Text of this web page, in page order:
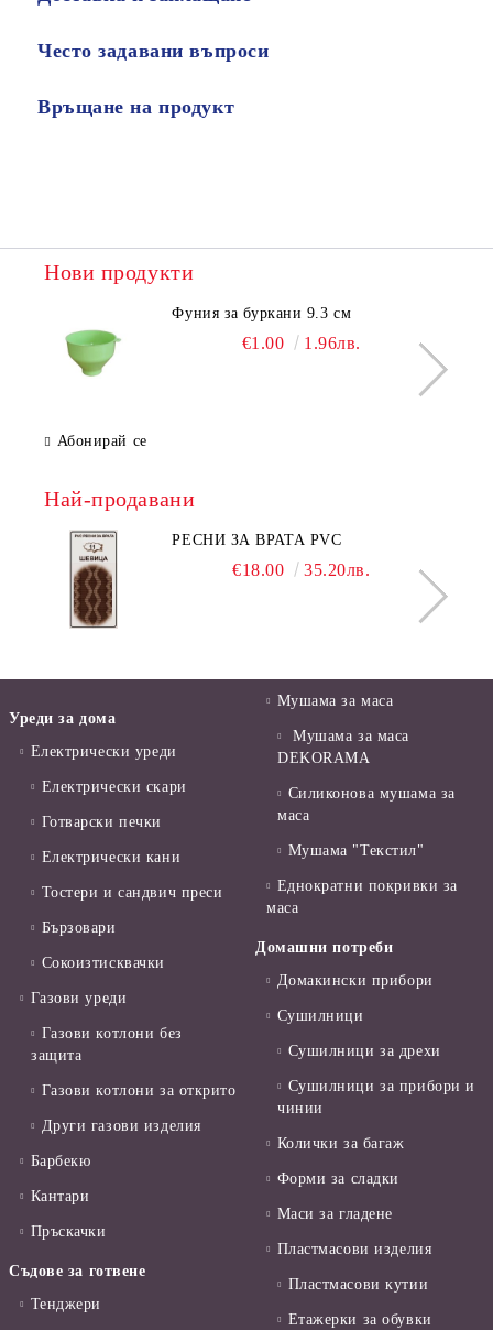
Често задавани въпроси
Връщане на продукт
Нови продукти
Фуния за буркани 9.3 см
€1.00 1.96лв.
Абонирай се
Най-продавани
РЕСНИ ЗА ВРАТА PVC
€18.00 35.20лв.
Уреди за дома
Електрически уреди
Електрически скари
Готварски печки
Електрически кани
Тостери и сандвич преси
Бързовари
Сокоизтисквачки
Газови уреди
Газови котлони без
защита
Газови котлони за открито
Други газови изделия
Барбекю
Кантари
Пръскачки
Съдове за готвене
Тенджери
Мушама за маса
Мушама за маса
DEKORAMA
Силиконова мушама за
маса
Мушама "Текстил"
Еднократни покривки за
маса
Домашни потреби
Домакински прибори
Сушилници
Сушилници за дрехи
Сушилници за прибори и
чинии
Колички за багаж
Форми за сладки
Маси за гладене
Пластмасови изделия
Пластмасови кутии
Етажерки за обувки